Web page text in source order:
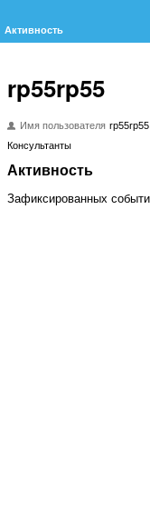
Активность
rp55rp55
Имя пользователя rp55rp55
Консультанты
Активность
Зафиксированных